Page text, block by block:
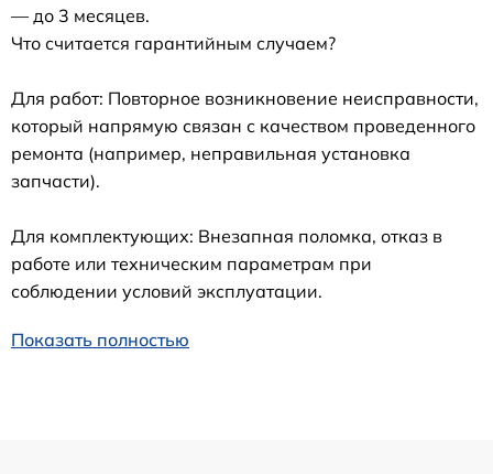
— до 3 месяцев.
Что считается гарантийным случаем?
Для работ: Повторное возникновение неисправности,
который напрямую связан с качеством проведенного
ремонта (например, неправильная установка
запчасти).
Для комплектующих: Внезапная поломка, отказ в
работе или техническим параметрам при
соблюдении условий эксплуатации.
Показать полностью